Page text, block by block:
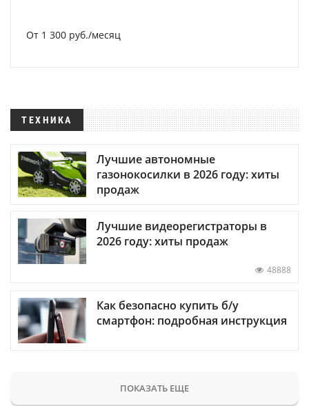
От 1 300 руб./месяц
ТЕХНИКА
Лучшие автономные
газонокосилки в 2026 году: хиты
продаж
Лучшие видеорегистраторы в
2026 году: хиты продаж
48888
Как безопасно купить б/у
смартфон: подробная инструкция
ПОКАЗАТЬ ЕЩЕ